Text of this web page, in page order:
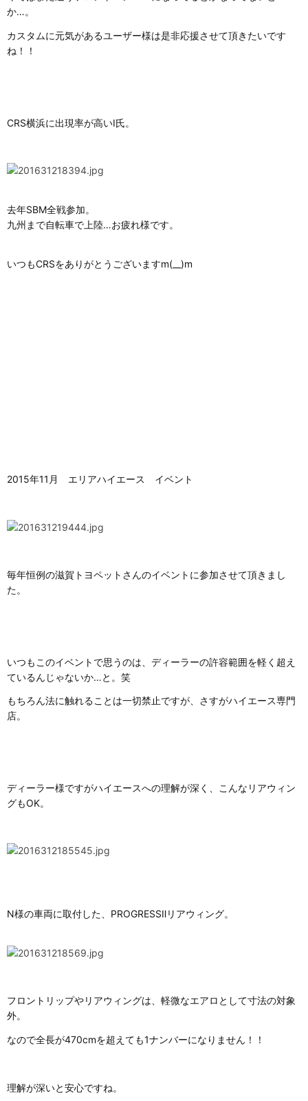
か…。
カスタムに元気があるユーザー様は是非応援させて頂きたいです
ね！！
CRS横浜に出現率が高いI氏。
去年SBM全戦参加。
九州まで自転車で上陸…お疲れ様です。
いつもCRSをありがとうございますm(__)m
2015年11月 エリアハイエース イベント
毎年恒例の滋賀トヨペットさんのイベントに参加させて頂きまし
た。
いつもこのイベントで思うのは、ディーラーの許容範囲を軽く超え
ているんじゃないか…と。笑
もちろん法に触れることは一切禁止ですが、さすがハイエース専門
店。
ディーラー様ですがハイエースへの理解が深く、こんなリアウィン
グもOK。
N様の車両に取付した、PROGRESSⅡリアウィング。
フロントリップやリアウィングは、軽微なエアロとして寸法の対象
外。
なので全長が470cmを超えても1ナンバーになりません！！
理解が深いと安心ですね。